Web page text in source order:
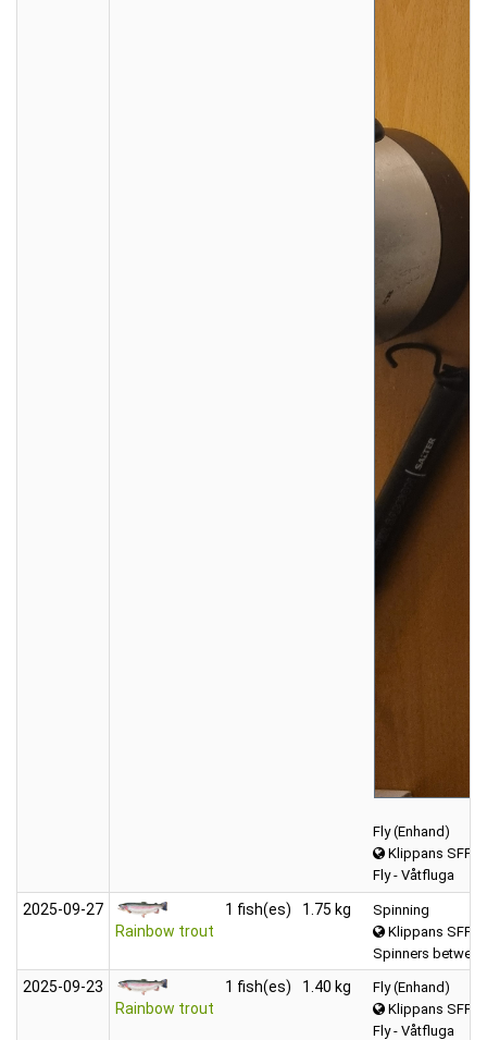
Fly (Enhand)
Klippans SFF
Fly - Våtfluga
2025‑09‑27
Rainbow trout
1 fish(es) 1.75 kg
Spinning
Klippans SFF
Spinners
2025‑09‑23
Rainbow trout
1 fish(es) 1.40 kg
Fly (Enhand)
Klippans SFF
Fly - Våtfluga